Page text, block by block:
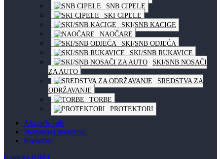
SNB CIPELE
SKI CIPELE
SKI/SNB KACIGE
NAOČARE
SKI/SNB ODJEĆA
SKI/SNB RUKAVICE
SKI/SNB NOSAČI
ZA AUTO
SREDSTVA ZA
ODRŽAVANJE
TORBE
PROTEKTORI
Akcija% sale
Novonovi proizvodi
Brendovi
0 stavka 0,00 €